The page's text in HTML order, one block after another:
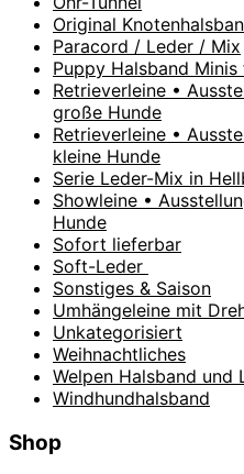
Original
Paracord / Leder / Mix
Puppy Halsband
Retrieverleine •
große Hunde
Retrieverleine •
kleine Hunde
Serie Leder-Mix in
Showleine •
Hunde
Sofort lieferbar
Soft-Leder
Sonstiges & Saison
Umhängeleine mit
Unkategorisiert
Weihnachtliches
Welpen Halsband und
Windhundhalsband
Shop